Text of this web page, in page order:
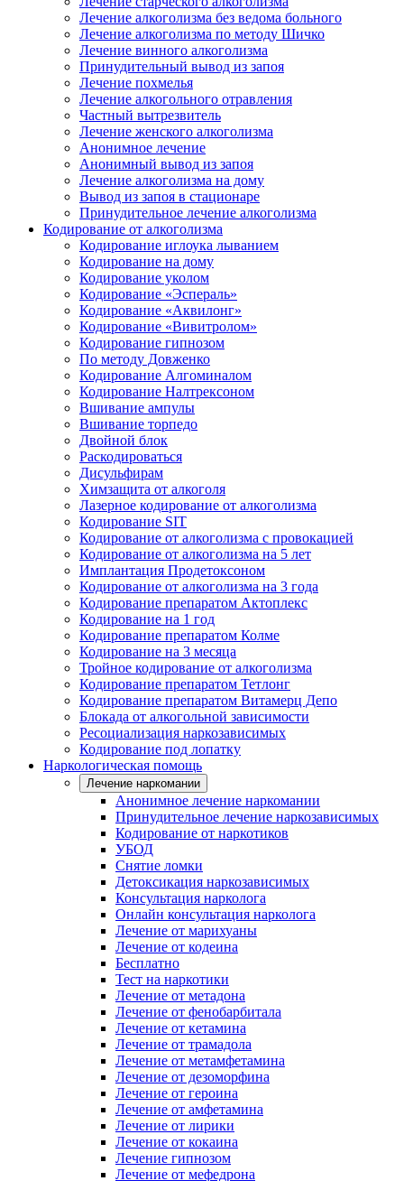
Лечение алкоголизма без ведома больного
Лечение алкоголизма по методу Шичко
Лечение винного алкоголизма
Принудительный вывод из запоя
Лечение похмелья
Лечение алкогольного отравления
Частный вытрезвитель
Лечение женского алкоголизма
Анонимное лечение
Анонимный вывод из запоя
Лечение алкоголизма на дому
Вывод из запоя в стационаре
Принудительное лечение алкоголизма
Кодирование от алкоголизма
Кодирование иглоука лыванием
Кодирование на дому
Кодирование уколом
Кодирование «Эспераль»
Кодирование «Аквилонг»
Кодирование «Вивитролом»
Кодирование гипнозом
По методу Довженко
Кодирование Алгоминалом
Кодирование Налтрексоном
Вшивание ампулы
Вшивание торпедо
Двойной блок
Раскодироваться
Дисульфирам
Химзащита от алкоголя
Лазерное кодирование от алкоголизма
Кодирование SIT
Кодирование от алкоголизма с провокацией
Кодирование от алкоголизма на 5 лет
Имплантация Продетоксоном
Кодирование от алкоголизма на 3 года
Кодирование препаратом Актоплекс
Кодирование на 1 год
Кодирование препаратом Колме
Кодирование на 3 месяца
Тройное кодирование от алкоголизма
Кодирование препаратом Тетлонг
Кодирование препаратом Витамерц Депо
Блокада от алкогольной зависимости
Ресоциализация наркозависимых
Кодирование под лопатку
Наркологическая помощь
Лечение наркомании
Анонимное лечение наркомании
Принудительное лечение наркозависимых
Кодирование от наркотиков
УБОД
Снятие ломки
Детоксикация наркозависимых
Консультация нарколога
Онлайн консультация нарколога
Лечение от марихуаны
Лечение от кодеина
Бесплатно
Тест на наркотики
Лечение от метадона
Лечение от фенобарбитала
Лечение от кетамина
Лечение от трамадола
Лечение от метамфетамина
Лечение от дезоморфина
Лечение от героина
Лечение от амфетамина
Лечение от лирики
Лечение от кокаина
Лечение гипнозом
Лечение от мефедрона